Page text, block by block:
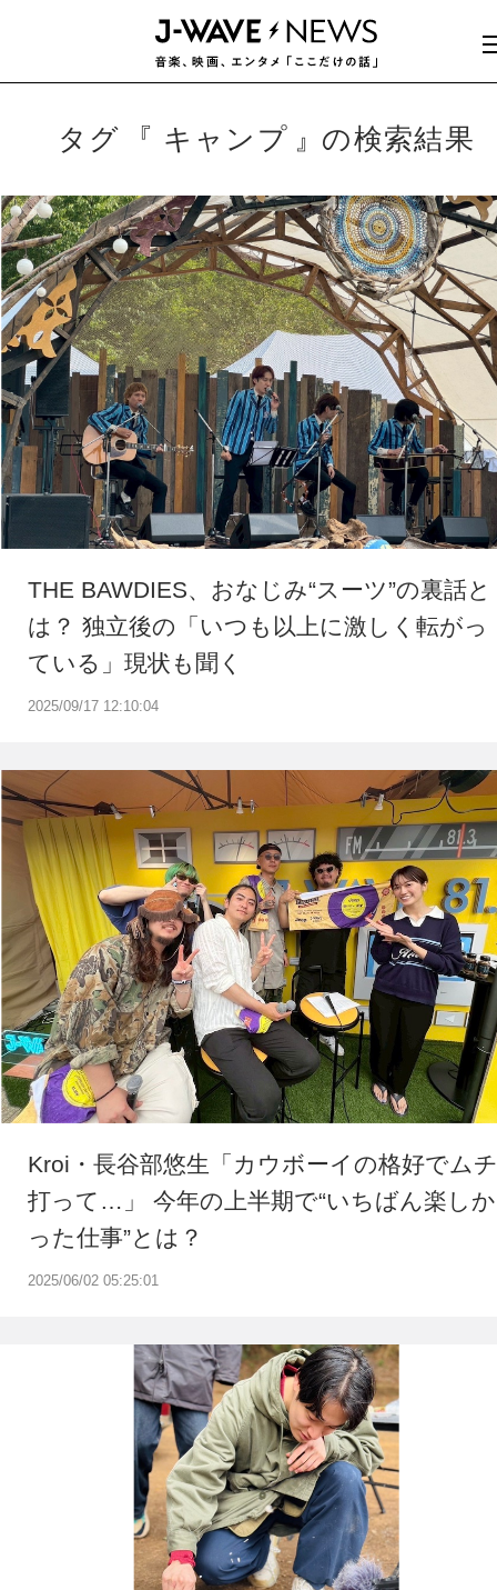
タグ キャンプ の検索結果
2025/09/17 12:10:04
THE BAWDIES、おなじみ“スーツ”の裏話と
は？ 独立後の「いつも以上に激しく転がっ
ている」現状も聞く
2025/06/02 05:25:01
Kroi・長谷部悠生「カウボーイの格好でムチ
打って…」 今年の上半期で“いちばん楽しか
った仕事”とは？